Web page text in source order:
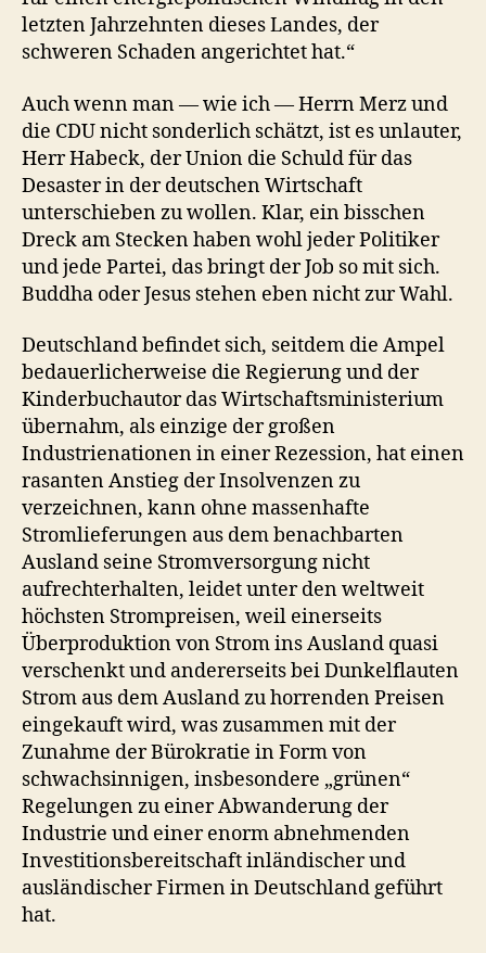
letzten Jahrzehnten dieses Landes, der
schweren Schaden angerichtet hat.“
Auch wenn man — wie ich — Herrn Merz und
die CDU nicht sonderlich schätzt, ist es unlauter,
Herr Habeck, der Union die Schuld für das
Desaster in der deutschen Wirtschaft
unterschieben zu wollen. Klar, ein bisschen
Dreck am Stecken haben wohl jeder Politiker
und jede Partei, das bringt der Job so mit sich.
Buddha oder Jesus stehen eben nicht zur Wahl.
Deutschland befindet sich, seitdem die Ampel
bedauerlicherweise die Regierung und der
Kinderbuchautor das Wirtschaftsministerium
übernahm, als einzige der großen
Industrienationen in einer Rezession, hat einen
rasanten Anstieg der Insolvenzen zu
verzeichnen, kann ohne massenhafte
Stromlieferungen aus dem benachbarten
Ausland seine Stromversorgung nicht
aufrechterhalten, leidet unter den weltweit
höchsten Strompreisen, weil einerseits
Überproduktion von Strom ins Ausland quasi
verschenkt und andererseits bei Dunkelflauten
Strom aus dem Ausland zu horrenden Preisen
eingekauft wird, was zusammen mit der
Zunahme der Bürokratie in Form von
schwachsinnigen, insbesondere „grünen“
Regelungen zu einer Abwanderung der
Industrie und einer enorm abnehmenden
Investitionsbereitschaft inländischer und
ausländischer Firmen in Deutschland geführt
hat.